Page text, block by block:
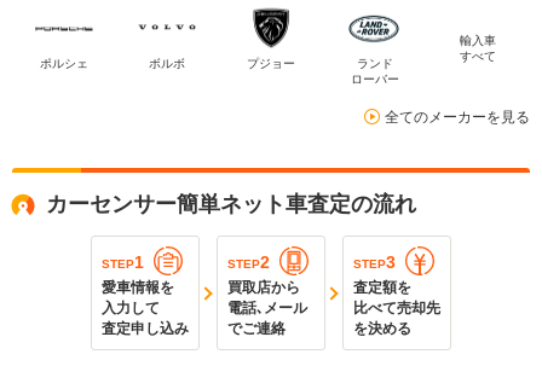
ポルシェ ボルボ プジョー
ランド
ローバー
輸入車
すべて
全てのメーカーを見る
カーセンサー簡単ネット車査定の流れ
STEP1
愛車情報を
入力して
査定申し込み
STEP2
買取店から
電話､メール
でご連絡
STEP3
査定額を
比べて売却先
を決める